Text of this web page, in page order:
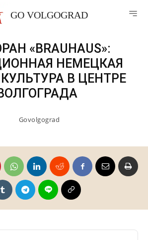
GO VOLGOGRAD
и кафе
«BRAUHAUS»:
НЕМЕЦКАЯ
В ЦЕНТРЕ
Govolgograd